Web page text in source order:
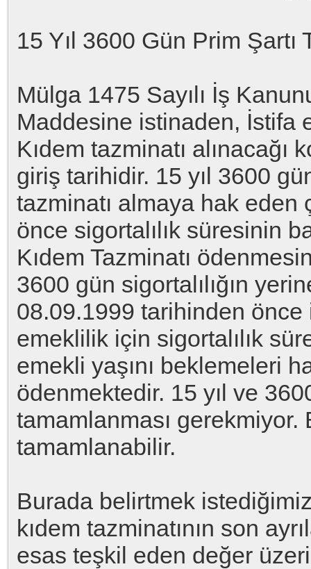
15 Yıl 3600 Gün Prim Şartı
Mülga 1475 Sayılı İş
Maddesine istinaden, İstifa
Kıdem tazminatı alınacağı
giriş tarihidir. 15 yıl 3600
tazminatı almaya hak eden
önce sigortalılık süresinin
Kıdem Tazminatı
3600 gün sigortalılığın
08.09.1999 tarihinden önce
emeklilik için sigortalılık
emekli yaşını beklemeleri
ödenmektedir. 15 yıl ve
tamamlanması
tamamlanabilir.
Burada belirtmek
kıdem tazminatının son
esas teşkil eden değer